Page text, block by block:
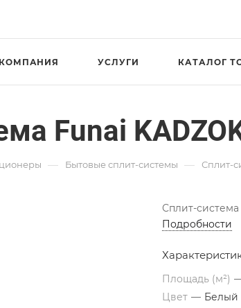
КОМПАНИЯ УСЛУГИ КАТАЛОГ
Funai
— Бытовые сплит-системы — Сплит-
Сплит-система
Подробности
Площадь (м²)
Цвет — Белый